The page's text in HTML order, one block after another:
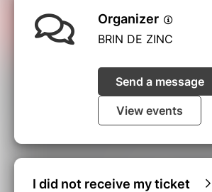
Organizer
BRIN DE ZINC
Send a message
View events
I did not receive my ticket